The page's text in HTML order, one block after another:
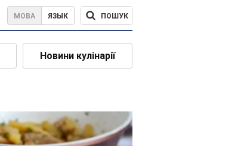
МОВА ЯЗЫК ПОШУК
Новини кулінарії